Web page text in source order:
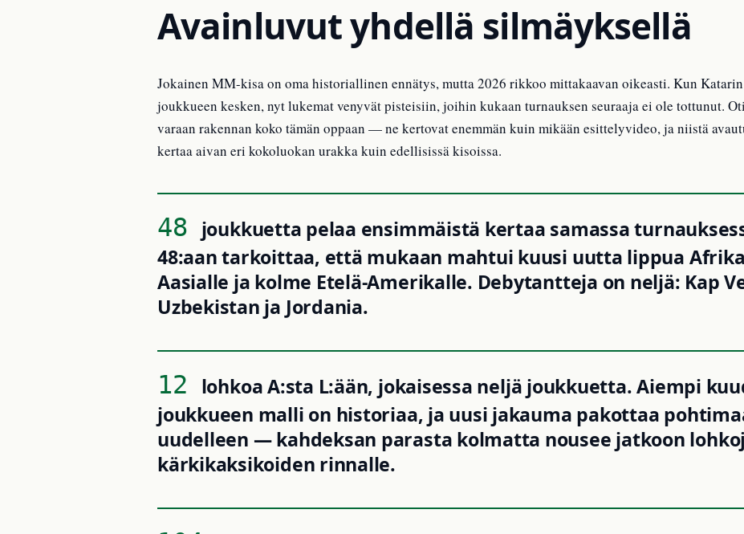
Avainluvut yhdellä silmäyksellä
Jokainen MM-kisa on oma historiallinen ennätys, mutta 2026 rikkoo mittakaavan oikeasti. Kun
joukkueen kesken, nyt lukemat venyvät pisteisiin, joihin kukaan turnauksen seuraaja ei ole tottunut.
varaan rakennan koko tämän oppaan — ne kertovat enemmän kuin mikään esittelyvideo, ja niistä
kertaa aivan eri kokoluokan urakka kuin edellisissä kisoissa.
48 joukkuetta pelaa ensimmäistä kertaa samassa
48:aan tarkoittaa, että mukaan mahtui kuusi uutta lippua
Aasialle ja kolme Etelä-Amerikalle. Debytantteja on neljä: Kap
Uzbekistan ja Jordania.
12
lohkoa A:sta L:ään, jokaisessa neljä joukkuetta. Aiempi
joukkueen malli on historiaa, ja uusi jakauma pakottaa
uudelleen — kahdeksan parasta kolmatta nousee jatkoon
kärkikaksikoiden rinnalle.